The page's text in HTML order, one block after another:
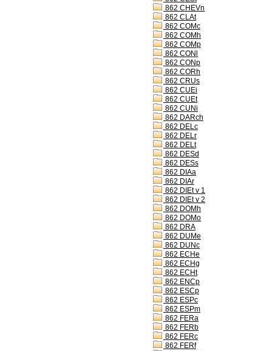
862 CHEVn
862 CLAt
862 COMc
862 COMh
862 COMp
862 CONl
862 CONp
862 CORh
862 CRUs
862 CUEi
862 CUEt
862 CUNi
862 DARch
862 DELc
862 DELr
862 DELt
862 DESd
862 DESs
862 DIAa
862 DIAr
862 DIEt v 1
862 DIEt v 2
862 DOMh
862 DOMo
862 DRA
862 DUMe
862 DUNc
862 ECHe
862 ECHg
862 ECHt
862 ENCp
862 ESCp
862 ESPc
862 ESPm
862 FERa
862 FERb
862 FERc
862 FERf